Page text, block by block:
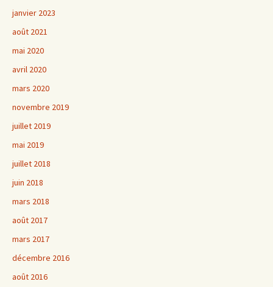
janvier 2023
août 2021
mai 2020
avril 2020
mars 2020
novembre 2019
juillet 2019
mai 2019
juillet 2018
juin 2018
mars 2018
août 2017
mars 2017
décembre 2016
août 2016